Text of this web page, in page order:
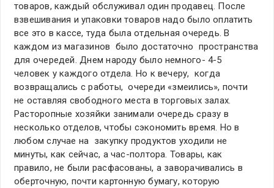
товаров, каждый обслуживал один продавец. После
взвешивания и упаковки товаров надо было оплатить
все это в кассе, туда была отдельная очередь. В
каждом из магазинов было достаточно пространства
для очередей. Днем народу было немного- 4-5
человек у каждого отдела. Но к вечеру, когда
возвращались с работы, очереди «змеились», почти
не оставляя свободного места в торговых залах.
Расторопные хозяйки занимали очередь сразу в
несколько отделов, чтобы сэкономить время. Но в
любом случае на закупку продуктов уходили не
минуты, как сейчас, а час-полтора. Товары, как
правило, не были расфасованы, а заворачивались в
оберточную, почти картонную бумагу, которую